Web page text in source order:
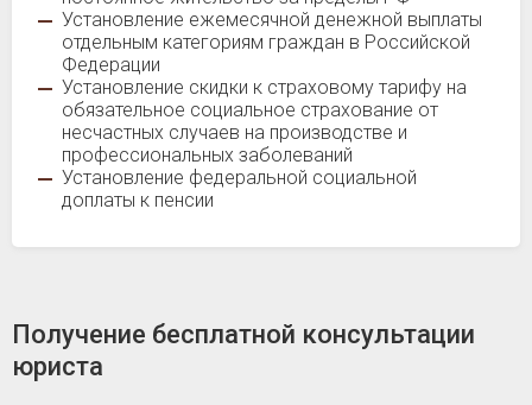
Установление ежемесячной денежной выплаты
отдельным категориям граждан в Российской
Федерации
Установление скидки к страховому тарифу на
обязательное социальное страхование от
несчастных случаев на производстве и
профессиональных заболеваний
Установление федеральной социальной
доплаты к пенсии
Получение бесплатной консультации
юриста